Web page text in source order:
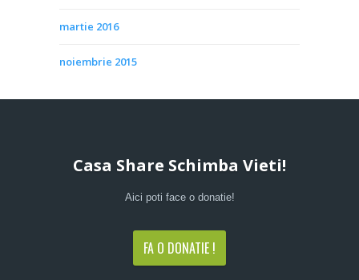
martie 2016
noiembrie 2015
Casa Share Schimba Vieti!
Aici poti face o donatie!
FA O DONATIE !